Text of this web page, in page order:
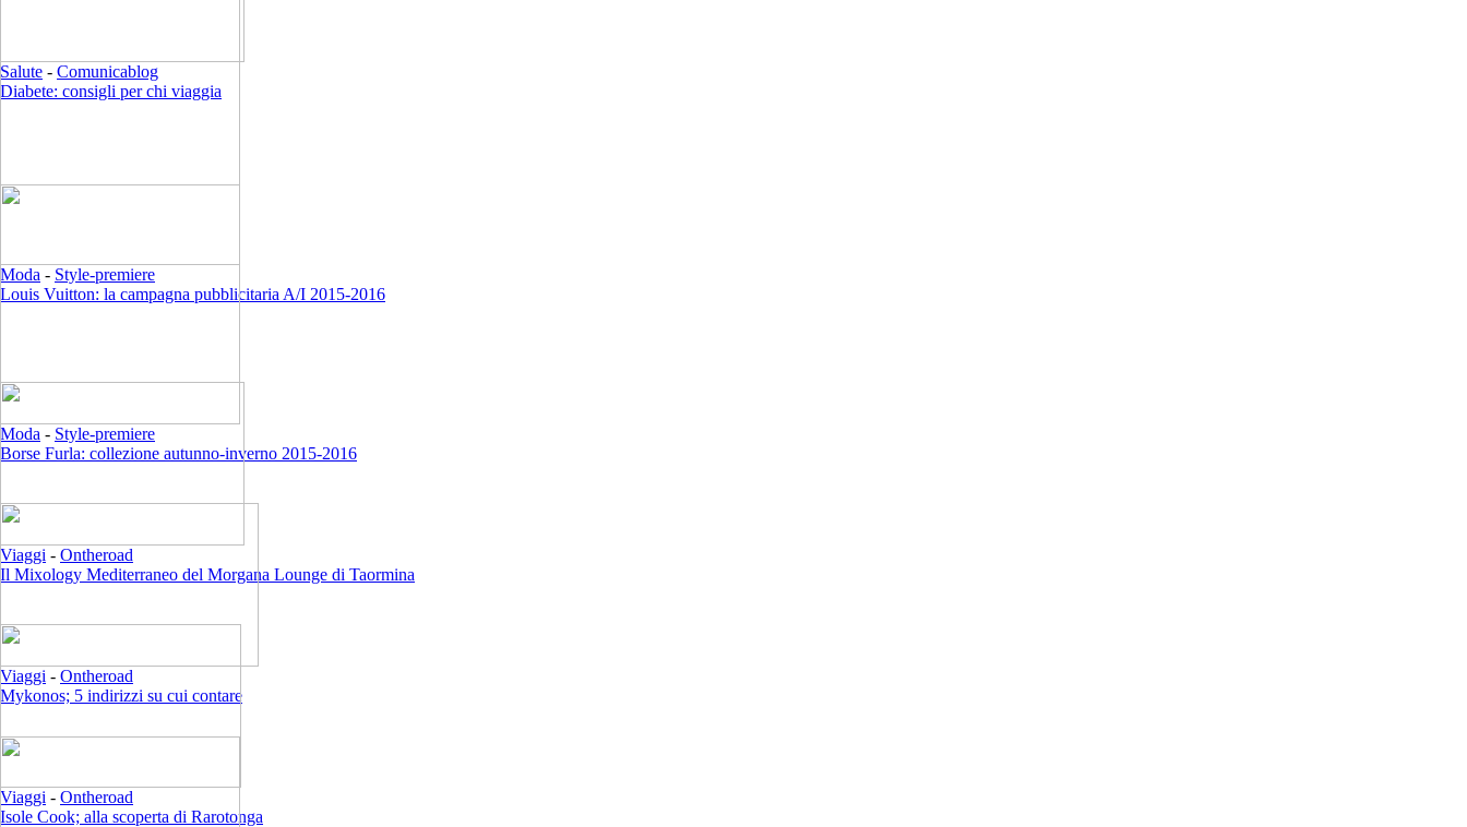
Salute - Comunicablog
Diabete: consigli per chi viaggia
Moda - Style-premiere
Louis Vuitton: la campagna pubblicitaria A/I 2015-2016
Moda - Style-premiere
Borse Furla: collezione autunno-inverno 2015-2016
Viaggi - Ontheroad
Il Mixology Mediterraneo del Morgana Lounge di Taormina
Viaggi - Ontheroad
Mykonos; 5 indirizzi su cui contare
Viaggi - Ontheroad
Isole Cook; alla scoperta di Rarotonga